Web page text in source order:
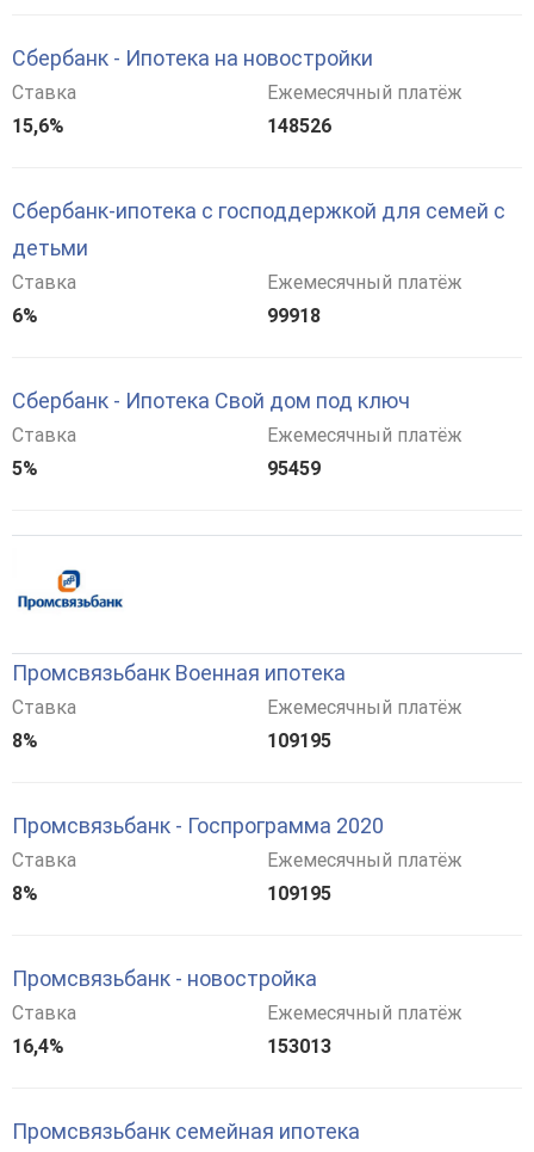
Сбербанк - Ипотека на новостройки
Ставка
15,6%
Ежемесячный платёж
148526
Сбербанк-ипотека с господдержкой для семей с
детьми
Ставка
6%
Ежемесячный платёж
99918
Сбербанк - Ипотека Свой дом под ключ
Ставка
5%
Ежемесячный платёж
95459
Промсвязьбанк Военная ипотека
Ставка
8%
Ежемесячный платёж
109195
Промсвязьбанк - Госпрограмма 2020
Ставка
8%
Ежемесячный платёж
109195
Промсвязьбанк - новостройка
Ставка
16,4%
Ежемесячный платёж
153013
Промсвязьбанк семейная ипотека